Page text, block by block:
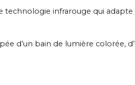
technologie infrarouge qui adapte
d’un bain de lumière colorée,